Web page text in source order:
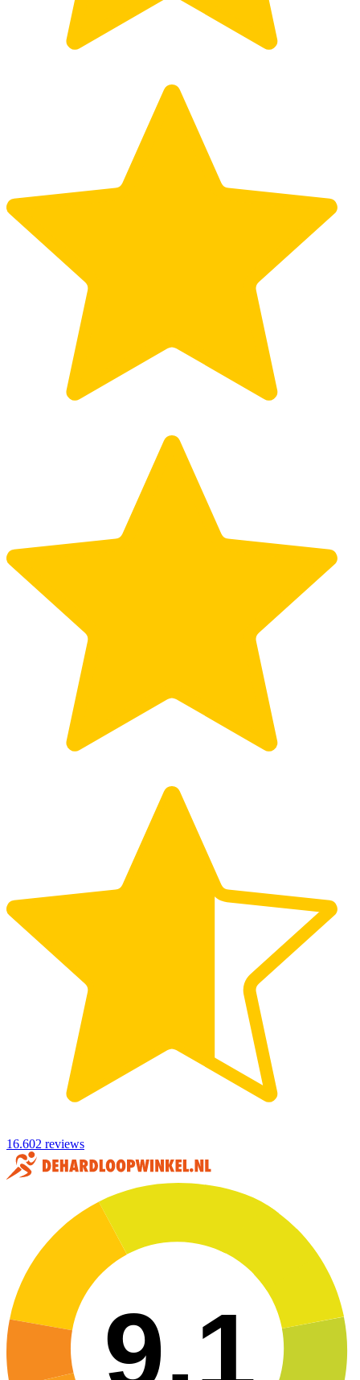
16.602 reviews
9,1